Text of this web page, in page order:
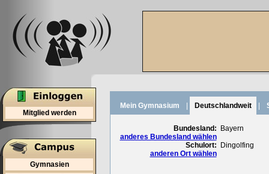
Mitglied werden
Gymnasien
Mein Gymnasium Deutschlandweit
Bundesland:
anderes Bundesland wählen
Bayern
Schulort:
anderen Ort wählen
Dingolfing